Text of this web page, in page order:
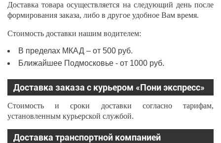
Доставка товара осуществляется на следующий день после
формирования заказа, либо в другое удобное Вам время.
Стоимость доставки нашим водителем:
В пределах МКАД – от 500 руб.
Ближайшее Подмосковье - от 1000 руб.
Доставка заказа с курьером «Пони экспресс»
Стоимость и сроки доставки согласно тарифам,
установленным курьерской службой.
Доставка транспортной компанией